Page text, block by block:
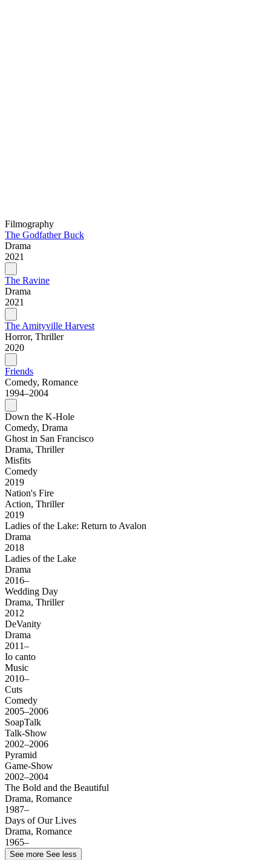
Filmography
The Godfather Buck
Drama
2021
The Ravine
Drama
2021
The Amityville Harvest
Horror, Thriller
2020
Friends
Comedy, Romance
1994–2004
Down the K-Hole
Comedy, Drama
Ghost in San Francisco
Drama, Thriller
Misfits
Comedy
2019
Nation's Fire
Action, Thriller
2019
Ladies of the Lake: Return to Avalon
Drama
2018
Ladies of the Lake
Drama
2016–
Wedding Day
Drama, Thriller
2012
DeVanity
Drama
2011–
Io canto
Music
2010–
Cuts
Comedy
2005–2006
SoapTalk
Talk-Show
2002–2006
Pyramid
Game-Show
2002–2004
The Bold and the Beautiful
Drama, Romance
1987–
Days of Our Lives
Drama, Romance
1965–
See more See less